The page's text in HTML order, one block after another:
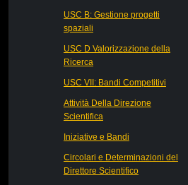
USC B: Gestione progetti
spaziali
USC D Valorizzazione della
Ricerca
USC VII: Bandi Competitivi
Attività Della Direzione
Scientifica
Iniziative e Bandi
Circolari e Determinazioni del
Direttore Scientifico